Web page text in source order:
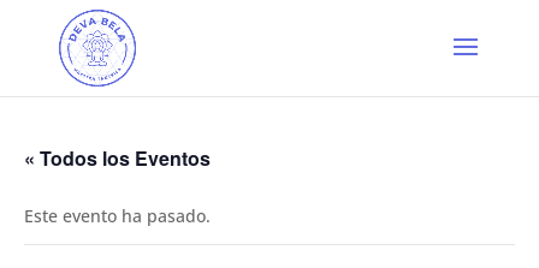
« Todos los Eventos
Este evento ha pasado.